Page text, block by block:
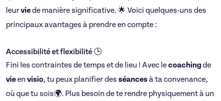
leurviede manière significative. 🌟 Voici quelques-uns des
principaux avantages à prendre en compte :
Accessibilité et flexibilité 🕒
Fini les contraintes de temps et de lieu ! Avec lecoachingde
vieen visio, tu peux planifier des séancesà ta convenance,
où que tu sois🌍. Plus besoin de te rendre physiquement à un